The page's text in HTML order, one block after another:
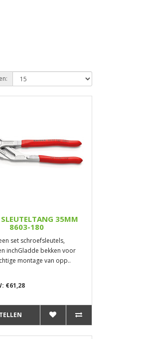
35MM
8603-180
set schroefsleutels,
inchGladde bekken voor
montage van opp..
€61,28